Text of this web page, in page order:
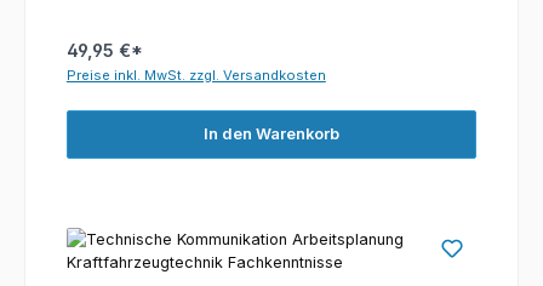
49,95 €*
Preise inkl. MwSt. zzgl. Versandkosten
In den Warenkorb